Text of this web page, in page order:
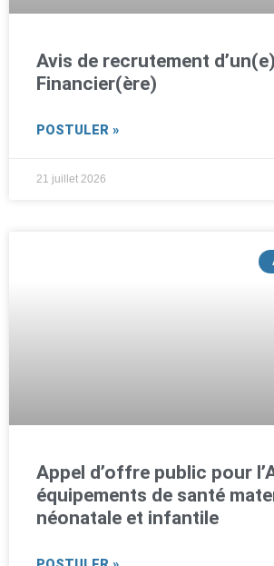
Avis de recrutement
Financier(ère)
POSTULER »
21 juillet 2026
Appel d’offre public pour
équipements de santé
néonatale et infantile